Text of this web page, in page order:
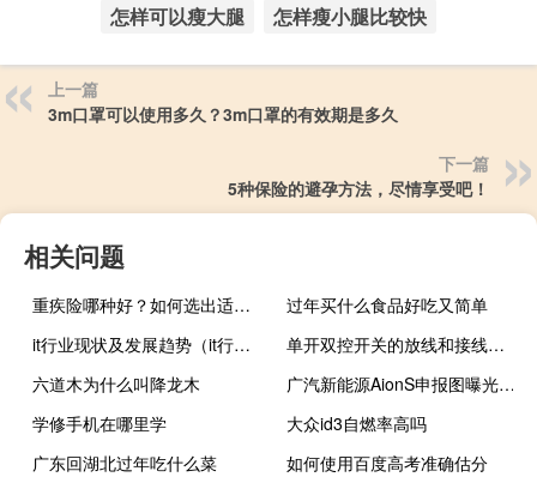
怎样可以瘦大腿 怎样瘦小腿比较快
上一篇
3m口罩可以使用多久？3m口罩的有效期是多久
下一篇
5种保险的避孕方法，尽情享受吧！
相关问题
重疾险哪种好？如何选出适合自己的重疾险？
过年买什么食品好吃又简单
it行业现状及发展趋势（it行业）
单开双控开关的放线和接线方法
六道木为什么叫降龙木
广汽新能源AionS申报图曝光该款车型申报了四个不同版本
学修手机在哪里学
大众id3自燃率高吗
广东回湖北过年吃什么菜
如何使用百度高考准确估分